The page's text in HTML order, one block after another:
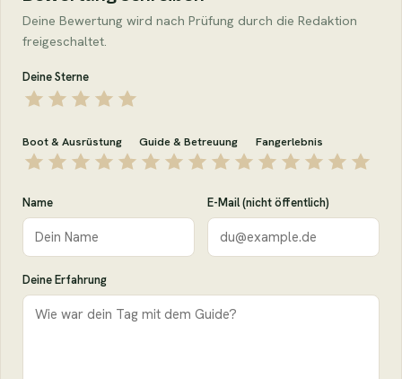
Deine Bewertung wird nach Prüfung durch die Redaktion
freigeschaltet.
Deine Sterne
Boot & Ausrüstung Guide & Betreuung Fangerlebnis
Name E-Mail (nicht öffentlich)
Deine Erfahrung